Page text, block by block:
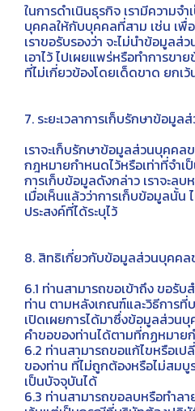
ในการดำเนินธุรกิจ เรามีความจ
บุคคลให้กับบุคคลที่สาม เช่น เพื่
เราขอรับรองว่า จะไม่นำข้อมูลส่
เอาไว้ ไปเผยแพร่หรือทำการข
ที่ไม่เกี่ยวข้องโดยเด็ดขาด ยก
7. ระยะเวลาการเก็บรักษาข้อมูล
เราจะเก็บรักษาข้อมูลส่วนบุคคล
กฎหมายกำหนดไว้หรือเท่าที่จำ
การเก็บข้อมูลดังกล่าว เราจะล
เมื่อเห็นแล้วว่าการเก็บข้อมูลนั้น
ประสงค์ที่ได้ระบุไว้
8. สิทธิเกี่ยวกับข้อมูลส่วนบุคคล
6.1 ท่านสามารถขอเข้าถึง ขอรั
ท่าน ตามหลังเกณฑ์และวิธีการ
เปิดเผยการได้มาซึ่งข้อมูลส่วน
คำขอของท่านได้ตามที่กฏหมาย
6.2 ท่านสามารถขอแก้ไขหรือเ
ของท่าน ที่ไม่ถูกต้องหรือไม่สม
เป็นบัจจุบันได้
6.3 ท่านสามารถขอลบหรือทำล